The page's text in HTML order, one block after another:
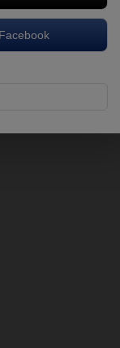
Facebook